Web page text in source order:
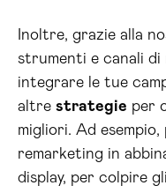
Inoltre, grazie alla
strumenti e canali di
integrare le tue
altre strategie per
migliori. Ad esempio,
remarketing in
display, per colpire